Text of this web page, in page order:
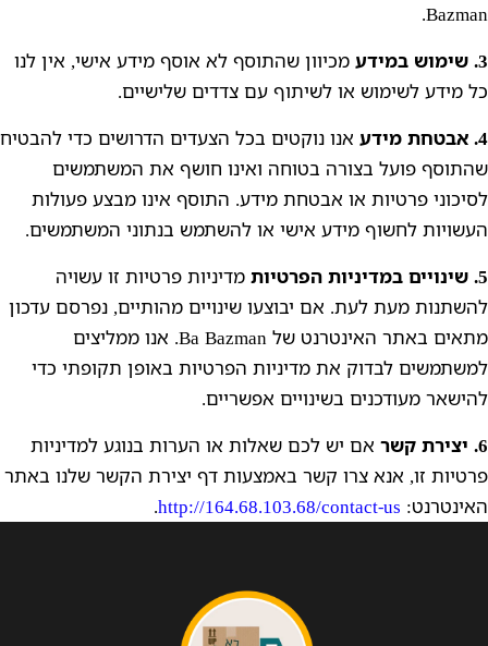
Bazman.
3. שימוש במידע
מכיוון שהתוסף לא אוסף מידע אישי, אין לנו
כל מידע לשימוש או לשיתוף עם צדדים שלישיים.
4. אבטחת מידע
אנו נוקטים בכל הצעדים הדרושים כדי להבטיח
שהתוסף פועל בצורה בטוחה ואינו חושף את המשתמשים
לסיכוני פרטיות או אבטחת מידע. התוסף אינו מבצע פעולות
העשויות לחשוף מידע אישי או להשתמש בנתוני המשתמשים.
5. שינויים במדיניות הפרטיות
מדיניות פרטיות זו עשויה
להשתנות מעת לעת. אם יבוצעו שינויים מהותיים, נפרסם עדכון
מתאים באתר האינטרנט של Ba Bazman. אנו ממליצים
למשתמשים לבדוק את מדיניות הפרטיות באופן תקופתי כדי
להישאר מעודכנים בשינויים אפשריים.
6. יצירת קשר
אם יש לכם שאלות או הערות בנוגע למדיניות
פרטיות זו, אנא צרו קשר באמצעות דף יצירת הקשר שלנו באתר
האינטרנט: http://164.68.103.68/contact-us
.